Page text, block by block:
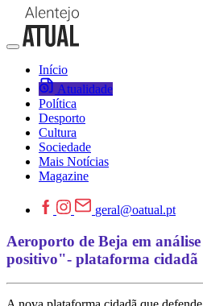
Início
Atualidade
Política
Desporto
Cultura
Sociedade
Mais Notícias
Magazine
geral@oatual.pt
Aeroporto de Beja em
positivo"- plataforma cidadã